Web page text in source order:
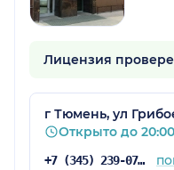
Лицензия
г Тюмень, ул
Открыто до 20:00
+7 (345) 239-07-07